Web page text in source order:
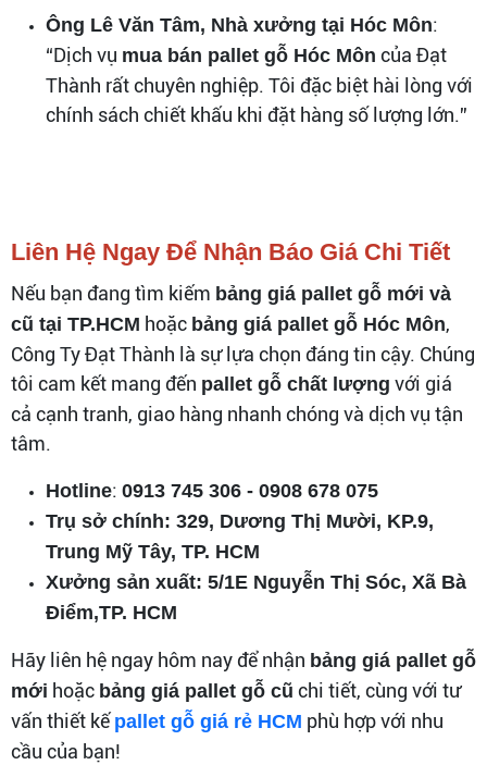
Ông Lê Văn Tâm, Nhà xưởng tại Hóc Môn:
“Dịch vụ mua bán pallet gỗ Hóc Môn của Đạt
Thành rất chuyên nghiệp. Tôi đặc biệt hài lòng với
chính sách chiết khấu khi đặt hàng số lượng lớn.”
Liên Hệ Ngay Để Nhận Báo Giá Chi Tiết
Nếu bạn đang tìm kiếm bảng giá pallet gỗ mới và
cũ tại TP.HCM hoặc bảng giá pallet gỗ Hóc Môn,
Công Ty Đạt Thành là sự lựa chọn đáng tin cậy. Chúng
tôi cam kết mang đến pallet gỗ chất lượng với giá
cả cạnh tranh, giao hàng nhanh chóng và dịch vụ tận
tâm.
Hotline: 0913 745 306 - 0908 678 075
Trụ sở chính: 329, Dương Thị Mười, KP.9,
Trung Mỹ Tây, TP. HCM
Xưởng sản xuất: 5/1E Nguyễn Thị Sóc, Xã Bà
Điểm,TP. HCM
Hãy liên hệ ngay hôm nay để nhận bảng giá pallet gỗ
mới hoặc bảng giá pallet gỗ cũ chi tiết, cùng với tư
vấn thiết kế pallet gỗ giá rẻ HCM phù hợp với nhu
cầu của bạn!